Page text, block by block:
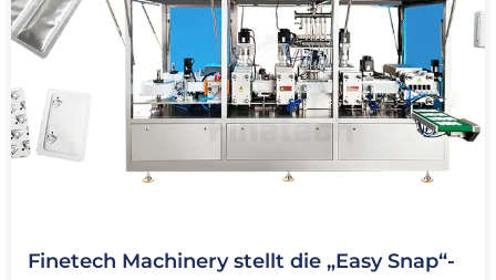
Finetech Machinery stellt die „Easy Snap“-